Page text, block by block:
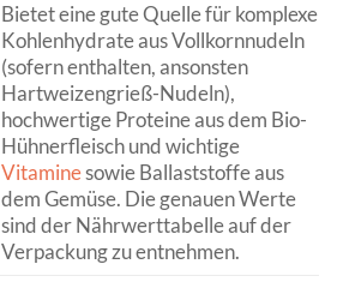
Bietet eine gute Quelle für komplexe
Kohlenhydrate aus Vollkornnudeln
(sofern enthalten, ansonsten
Hartweizengrieß-Nudeln),
hochwertige Proteine aus dem Bio-
Hühnerfleisch und wichtige
Vitaminesowie Ballaststoffe aus
dem Gemüse. Die genauen Werte
sind der Nährwerttabelle auf der
Verpackung zu entnehmen.